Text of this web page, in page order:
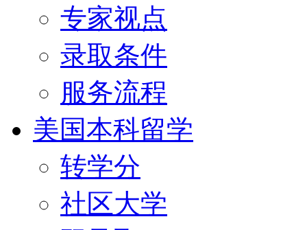
专家视点
录取条件
服务流程
美国本科留学
转学分
社区大学